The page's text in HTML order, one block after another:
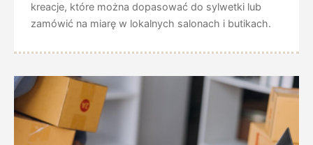
kreacje, które można dopasować do sylwetki lub
zamówić na miarę w lokalnych salonach i butikach.